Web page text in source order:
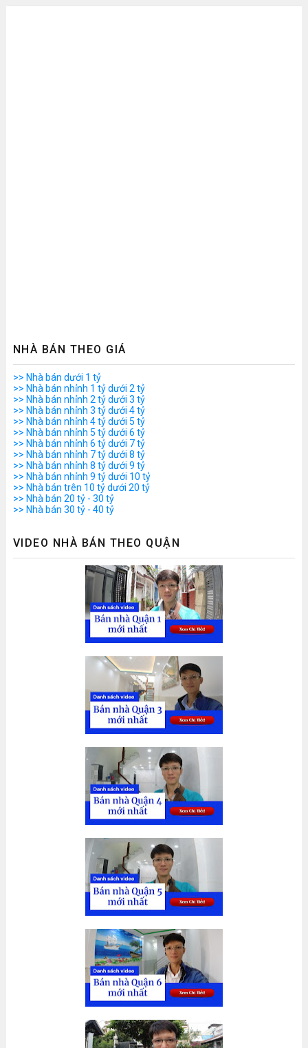
NHÀ BÁN THEO GIÁ
>> Nhà bán dưới 1 tỷ
>> Nhà bán nhỉnh 1 tỷ dưới 2 tỷ
>> Nhà bán nhỉnh 2 tỷ dưới 3 tỷ
>> Nhà bán nhỉnh 3 tỷ dưới 4 tỷ
>> Nhà bán nhỉnh 4 tỷ dưới 5 tỷ
>> Nhà bán nhỉnh 5 tỷ dưới 6 tỷ
>> Nhà bán nhỉnh 6 tỷ dưới 7 tỷ
>> Nhà bán nhỉnh 7 tỷ dưới 8 tỷ
>> Nhà bán nhỉnh 8 tỷ dưới 9 tỷ
>> Nhà bán nhỉnh 9 tỷ dưới 10 tỷ
>> Nhà bán trên 10 tỷ dưới 20 tỷ
>> Nhà bán 20 tỷ - 30 tỷ
>> Nhà bán 30 tỷ - 40 tỷ
VIDEO NHÀ BÁN THEO QUẬN